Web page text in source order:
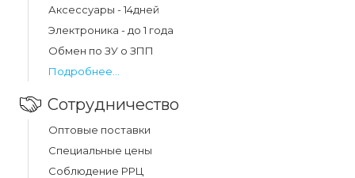
Аксессуары - 14дней
Электроника - до 1 года
Обмен по ЗУ о ЗПП
Подробнее...
Сотрудничество
Оптовые поставки
Специальные цены
Соблюдение РРЦ